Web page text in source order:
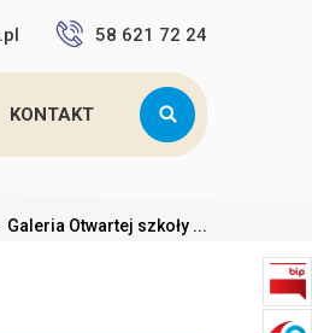
58 621 72 24
KONTAKT
Galeria Otwartej szkoły ...